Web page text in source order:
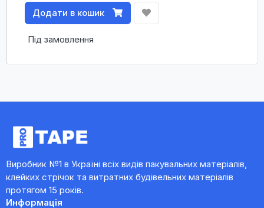
Додати в кошик
Під замовлення
Виробник №1 в Україні всіх видів пакувальних матеріалів,
клейких стрічок та витратних будівельних матеріалів
протягом 15 років.
Информація